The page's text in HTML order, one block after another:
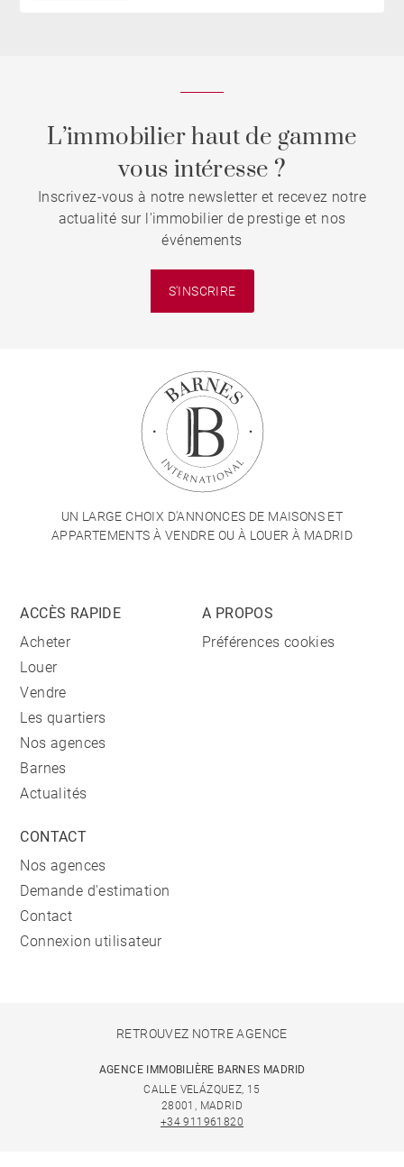
L’immobilier haut de gamme
vous intéresse ?
Inscrivez-vous à notre newsletter et recevez notre
actualité sur l'immobilier de prestige et nos
événements
S'INSCRIRE
UN LARGE CHOIX D'ANNONCES DE MAISONS ET
APPARTEMENTS À VENDRE OU À LOUER À MADRID
ACCÈS RAPIDE
Acheter
Louer
Vendre
Les quartiers
Nos agences
Barnes
Actualités
A PROPOS
Préférences cookies
CONTACT
Nos agences
Demande d'estimation
Contact
Connexion utilisateur
RETROUVEZ NOTRE AGENCE
AGENCE IMMOBILIÈRE BARNES MADRID
CALLE VELÁZQUEZ, 15
28001, MADRID
+34 911961820